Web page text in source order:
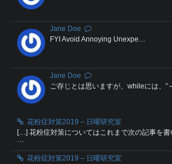
Jane Doe
FYI Avoid Annoying Unexpe…
Jane Doe
ご存じとは思いますが、whileには、”
花粉症対策2019 – 日曜研究室
[…] 花粉症対策についてはこれまで次の記事を
…
花粉症対策2019 – 日曜研究室